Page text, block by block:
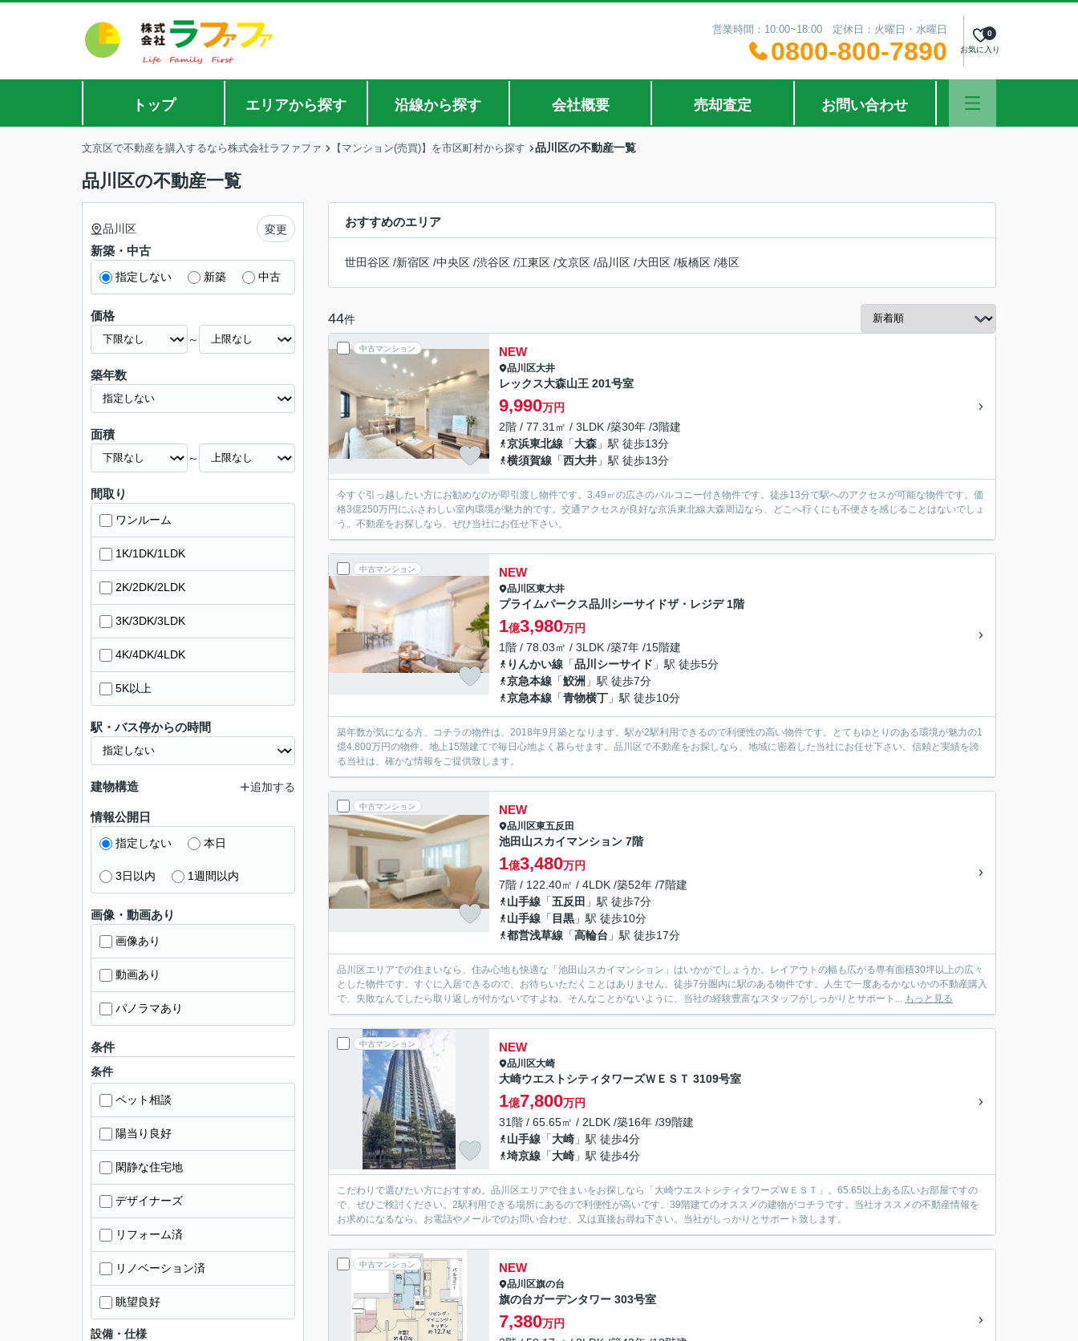
営業時間：10:00~18:00 定休日：火曜日・水曜日
0800-800-7890 お気に入り
0
トップ エリアから探す 沿線から探す 会社概要 売却査定 お問い合わせ
文京区で不動産を購入するなら株式会社ラファファ 【マンション(売買)】を市区町村から探す 品川区の不動産一覧
品川区の不動産一覧
おすすめのエリア
世田谷区 /新宿区 /中央区 /渋谷区 /江東区 /文京区 /品川区 /大田区 /板橋区 /港区
44件
中古マンション NEW
品川区大井
レックス大森山王 201号室
9,990万円
2階 / 77.31㎡ / 3LDK /築30年 /3階建
京浜東北線 「大森 」駅 徒歩13分
横須賀線 「西大井 」駅 徒歩13分
今すぐ引っ越したい方にお勧めなのが即引渡し物件です。3.49㎡の広さのバルコニー付き物件です。徒歩13分で駅へのアクセスが可能な物件です。価
格3億250万円にふさわしい室内環境が魅力的です。交通アクセスが良好な京浜東北線大森周辺なら、どこへ行くにも不便さを感じることはないでしょ
う。不動産をお探しなら、ぜひ当社にお任せ下さい。
中古マンション NEW
品川区東大井
プライムパークス品川シーサイドザ・レジデ 1階
1億3,980万円
1階 / 78.03㎡ / 3LDK /築7年 /15階建
りんかい線 「品川シーサイド 」駅 徒歩5分
京急本線 「鮫洲 」駅 徒歩7分
京急本線 「青物横丁 」駅 徒歩10分
築年数が気になる方、コチラの物件は、2018年9月築となります。駅が2駅利用できるので利便性の高い物件です。とてもゆとりのある環境が魅力の1
億4,800万円の物件。地上15階建てで毎日心地よく暮らせます。品川区で不動産をお探しなら、地域に密着した当社にお任せ下さい。信頼と実績を誇
る当社は、確かな情報をご提供致します。
中古マンション NEW
品川区東五反田
池田山スカイマンション 7階
1億3,480万円
7階 / 122.40㎡ / 4LDK /築52年 /7階建
山手線 「五反田 」駅 徒歩7分
山手線 「 目黒 」駅 徒歩10分
都営浅草線 「高輪台 」駅 徒歩17分
品川区エリアでの住まいなら、住み心地も快適な「池田山スカイマンション」はいかがでしょうか。レイアウトの幅も広がる専有面積30坪以上の広々
とした物件です。すぐに入居できるので、お待ちいただくことはありません。徒歩7分圏内に駅のある物件です。人生で一度あるかないかの不動産購入
で、失敗なんてしたら取り返しが付かないですよね。そんなことがないように、当社の経験豊富なスタッフがしっかりとサポート... もっと見る
中古マンション NEW
品川区大崎
大崎ウエストシティタワーズＷＥＳＴ 3109号室
1億7,800万円
31階 / 65.65㎡ / 2LDK /築16年 /39階建
山手線 「大崎 」駅 徒歩4分
埼京線 「大崎 」駅 徒歩4分
こだわりで選びたい方におすすめ。品川区エリアで住まいをお探しなら「大崎ウエストシティタワーズＷＥＳＴ」。65.65以上ある広いお部屋ですの
で、ぜひご検討ください。2駅利用できる場所にあるので利便性が高いです。39階建てのオススメの建物がコチラです。当社オススメの不動産情報を
お求めになるなら、お電話やメールでのお問い合わせ、又は直接お尋ね下さい。当社がしっかりとサポート致します。
中古マンション NEW
品川区旗の台
旗の台ガーデンタワー 303号室
7,380万円
品川区 変更
新築・中古
指定しない 新築 中古
価格
～
築年数
面積
～
間取り
ワンルーム
1K/1DK/1LDK
2K/2DK/2LDK
3K/3DK/3LDK
4K/4DK/4LDK
5K以上
駅・バス停からの時間
建物構造 追加する
情報公開日
指定しない 本日
3日以内 1週間以内
画像・動画あり
画像あり
動画あり
パノラマあり
条件
条件
ペット相談
陽当り良好
閑静な住宅地
デザイナーズ
リフォーム済
リノベーション済
眺望良好
設備・仕様